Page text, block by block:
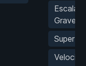
Escala
Super